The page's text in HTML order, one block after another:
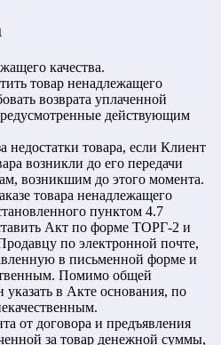
качества.
товар ненадлежащего
возврата уплаченной
действующим
недостатки товара, если Клиент
возникли до его передачи
возникшим до этого момента.
товара ненадлежащего
пунктом 4.7
Акт по форме ТОРГ-2 и
по электронной почте,
в письменной форме и
Помимо общей
в Акте основания, по
от договора и предъявления
за товар денежной суммы,